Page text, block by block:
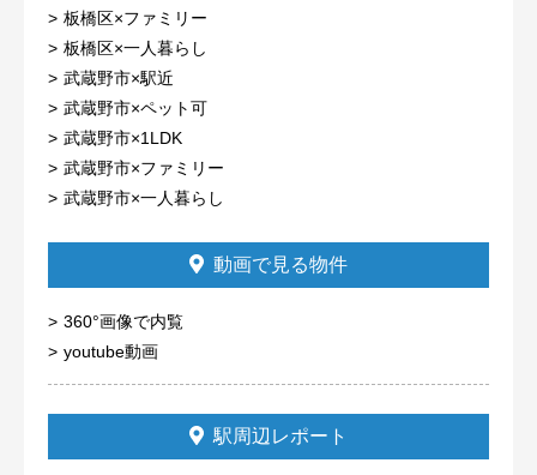
板橋区×ファミリー
板橋区×一人暮らし
武蔵野市×駅近
武蔵野市×ペット可
武蔵野市×1LDK
武蔵野市×ファミリー
武蔵野市×一人暮らし
動画で見る物件
360°画像で内覧
youtube動画
駅周辺レポート